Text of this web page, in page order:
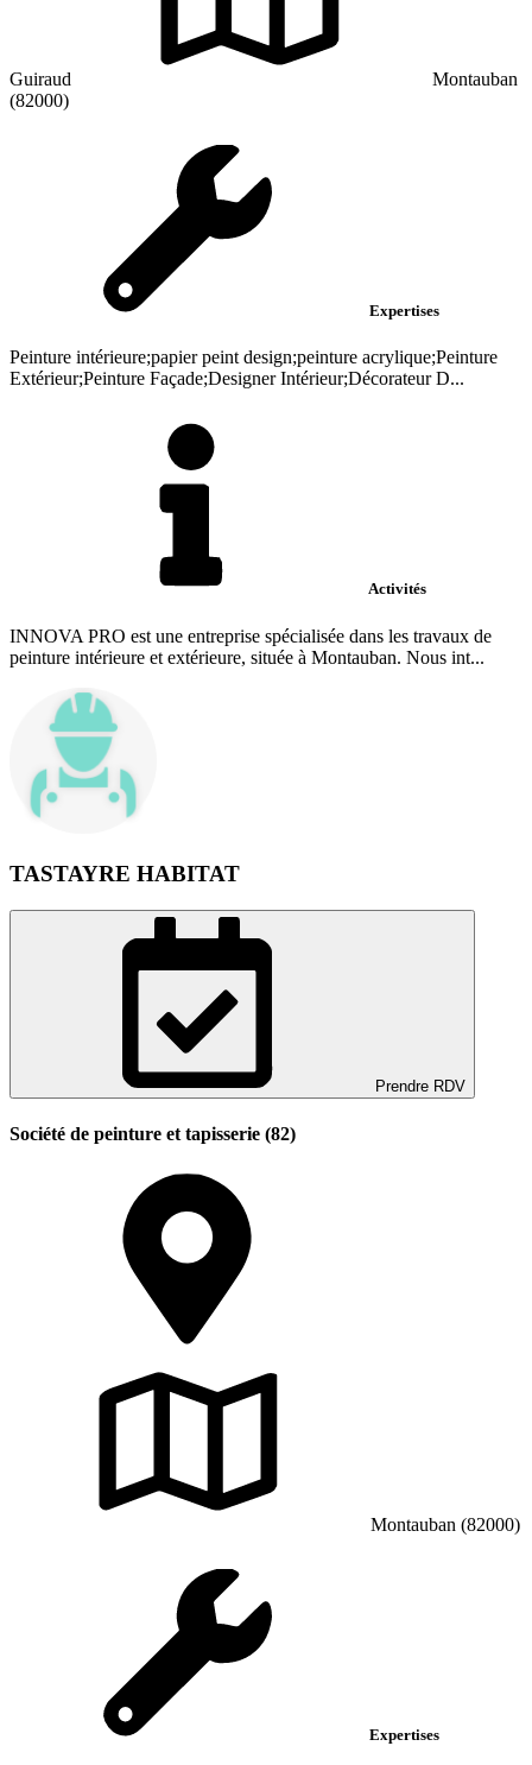
Guiraud
Montauban
(82000)
Expertises
Peinture intérieure;papier peint design;peinture acrylique;Peinture
Extérieur;Peinture Façade;Designer Intérieur;Décorateur D...
Activités
INNOVA PRO est une entreprise spécialisée dans les travaux de
peinture intérieure et extérieure, située à Montauban. Nous int...
TASTAYRE HABITAT
Prendre RDV
Société de peinture et tapisserie (82)
Montauban (82000)
Expertises